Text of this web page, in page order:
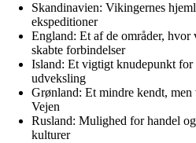
Skandinavien: Vikingernes
ekspeditioner
England: Et af de områder, hvor
skabte forbindelser
Island: Et vigtigt knudepunkt
udveksling
Grønland: Et mindre kendt,
Vejen
Rusland: Mulighed for handel
kulturer